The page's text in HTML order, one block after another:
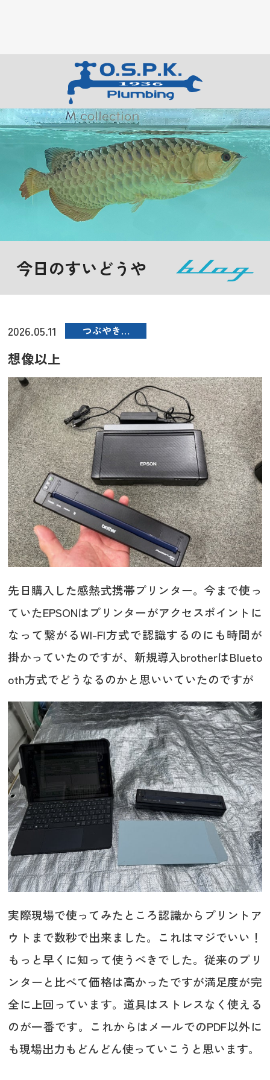
今日のすいどうや
2026.05.11 つぶやき…
想像以上
先日購入した感熱式携帯プリンター。今まで使っ
ていたEPSONはプリンターがアクセスポイントに
なって繋がるWI-FI方式で認識するのにも時間が
掛かっていたのですが、新規導入brotherはBlueto
oth方式でどうなるのかと思いいていたのですが
実際現場で使ってみたところ認識からプリントア
ウトまで数秒で出来ました。これはマジでいい！
もっと早くに知って使うべきでした。従来のプリ
ンターと比べて価格は高かったですが満足度が完
全に上回っています。道具はストレスなく使える
のが一番です。これからはメールでのPDF以外に
も現場出力もどんどん使っていこうと思います。